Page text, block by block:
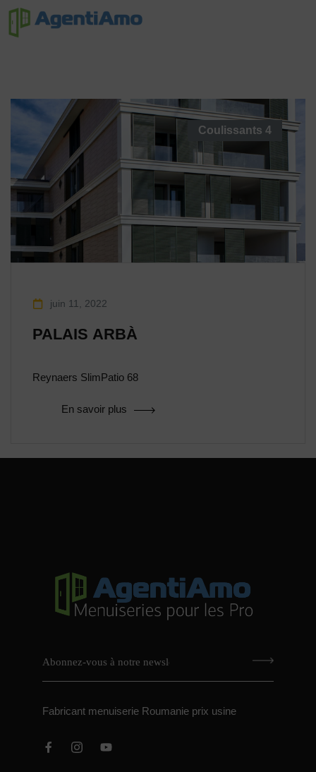
Coulissants 4
juin 11, 2022
PALAIS ARBÀ
Reynaers SlimPatio 68
En savoir plus
Fabricant menuiserie Roumanie prix usine